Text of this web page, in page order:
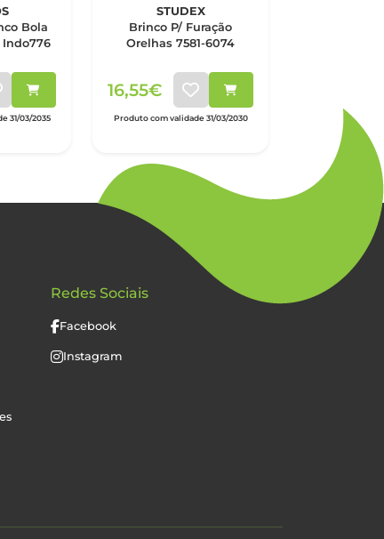
Bola
Indo776
31/03/2035
STUDEX
Brinco P/ Furação
Orelhas 7581-6074
16,55€
Produto com validade 31/03/2030 Produto com
Redes Sociais
Facebook
Instagram